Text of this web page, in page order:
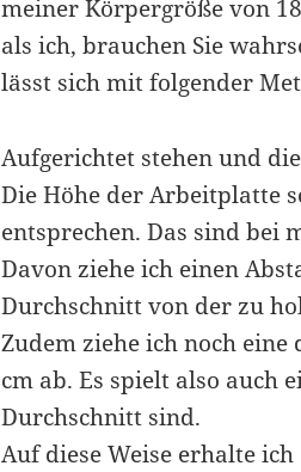
meiner Körpergröße von
als ich, brauchen Sie
lässt sich mit folgender
Aufgerichtet stehen und
Die Höhe der Arbeitplatte
entsprechen. Das sind bei
Davon ziehe ich einen
Durchschnitt von der zu
Zudem ziehe ich noch
cm ab. Es spielt also auch
Durchschnitt sind.
Auf diese Weise erhalte